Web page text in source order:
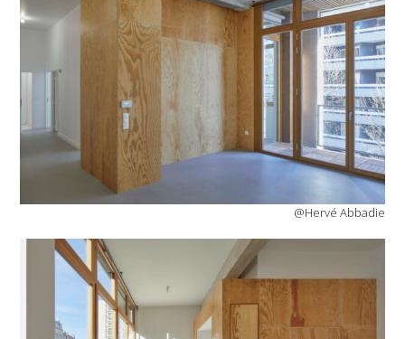
@Hervé Abbadie